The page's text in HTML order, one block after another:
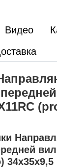
Видео
34х35х9,5